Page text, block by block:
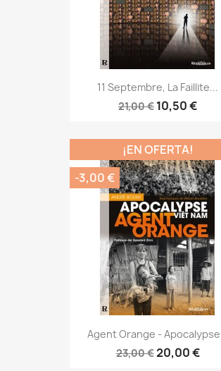
11 Septembre, La Faillite...
21,00 € 10,50 €
Agent Orange -
23,00 €20,00 €
¡EN OFERTA!
-3,00 €